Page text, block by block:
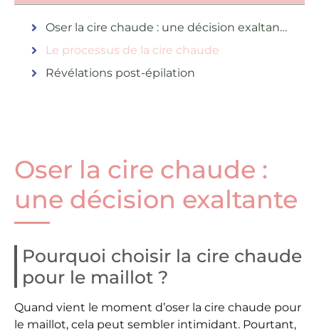
Oser la cire chaude : une décision exaltante
Le processus de la cire chaude
Révélations post-épilation
Oser la cire chaude :
une décision exaltante
Pourquoi choisir la cire chaude
pour le maillot ?
Quand vient le moment d’oser la cire chaude pour
le maillot, cela peut sembler intimidant. Pourtant,